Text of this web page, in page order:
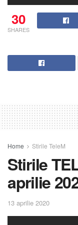
30
SHARES
Home Stirile TeleM
Stirile
aprilie
13 aprilie 2020